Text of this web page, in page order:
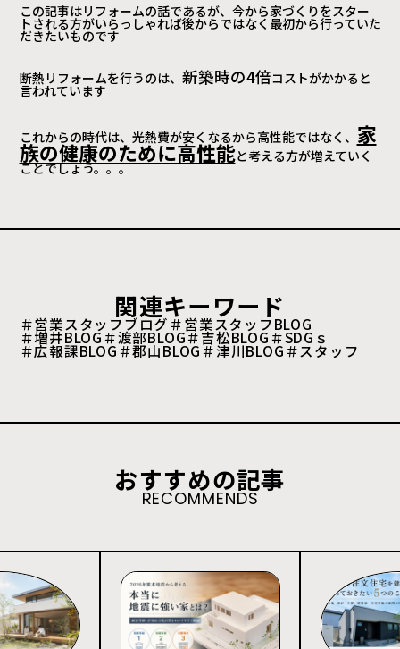
この記事はリフォームの話であるが、今から家づくりをスター
トされる方がいらっしゃれば後からではなく最初から行っていた
だきたいものです
断熱リフォームを行うのは、 新築時の4倍コストがかかると
言われています
これからの時代は、光熱費が安くなるから高性能ではなく、 家
族の健康のために高性能と考える方が増えていく
ことでしょう。。。
関連キーワード
＃営業スタッフブログ＃営業スタッフBLOG
＃増井BLOG＃渡部BLOG＃吉松BLOG＃SDGｓ
＃広報課BLOG＃郡山BLOG＃津川BLOG＃スタッフ
おすすめの記事
RECOMMENDS